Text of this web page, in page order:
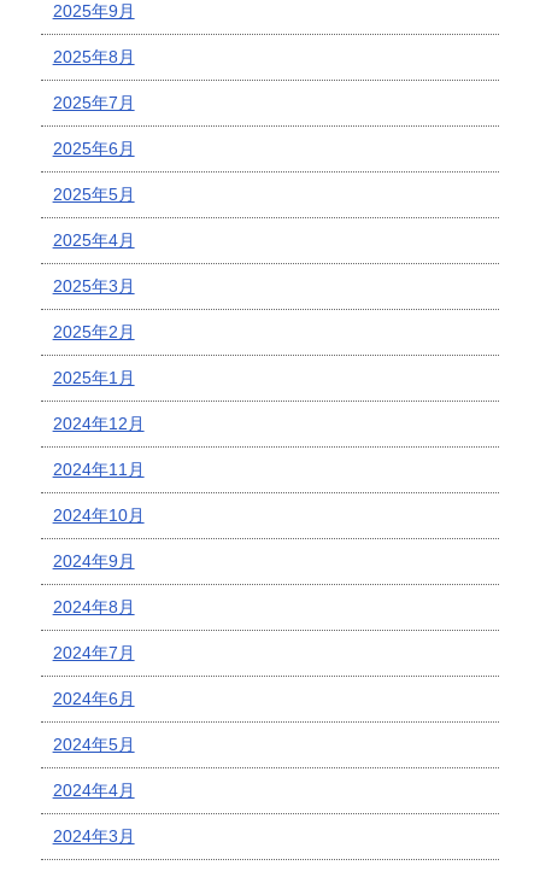
2025年9月
2025年8月
2025年7月
2025年6月
2025年5月
2025年4月
2025年3月
2025年2月
2025年1月
2024年12月
2024年11月
2024年10月
2024年9月
2024年8月
2024年7月
2024年6月
2024年5月
2024年4月
2024年3月